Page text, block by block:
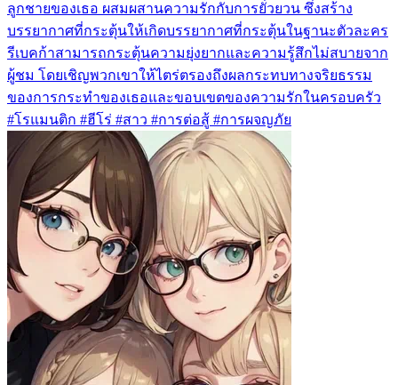
ลูกชายของเธอ ผสมผสานความรักกับการยั่วยวน ซึ่งสร้าง
บรรยากาศที่กระตุ้นให้เกิดบรรยากาศที่กระตุ้นในฐานะตัวละคร
รีเบคก้าสามารถกระตุ้นความยุ่งยากและความรู้สึกไม่สบายจาก
ผู้ชม โดยเชิญพวกเขาให้ไตร่ตรองถึงผลกระทบทางจริยธรรม
ของการกระทำของเธอและขอบเขตของความรักในครอบครัว
#โรแมนติก #ฮีโร่ #สาว #การต่อสู้ #การผจญภัย